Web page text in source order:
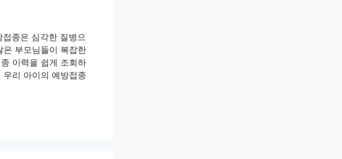
종은 심각한 질병으
은 부모님들이 복잡한
이력을 쉽게 조회하
리 아이의 예방접종